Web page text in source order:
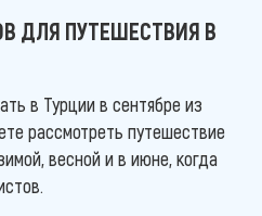
ДЛЯ ПУТЕШЕСТВИЯ В
в Турции в сентябре из
рассмотреть путешествие
весной и в июне, когда